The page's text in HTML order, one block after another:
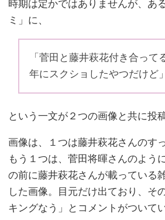
時期は定かではありませんが、あ
ミ」に、
「菅田と藤井萩花付き合って
年にスクショしたやつだけど」
という一文が２つの画像と共に投
画像は、１つは藤井萩花さんのす
もう１つは、菅田将暉さんのよう
の前に藤井萩花さんが載っている
した画像。目元だけ出ており、そ
キングなう」とコメントがついて